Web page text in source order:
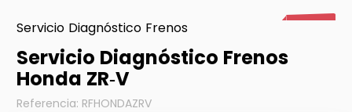
Servicio Diagnóstico Frenos
Servicio Diagnóstico Frenos
Honda ZR‑V
Referencia: RFHONDAZRV